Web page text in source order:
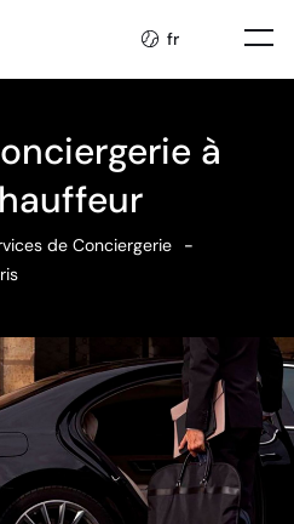
fr
à
de Conciergerie